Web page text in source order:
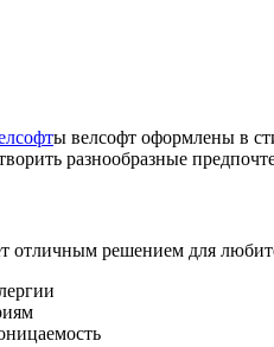
ы велсофт оформлены в
разнообразные
отличным решением для